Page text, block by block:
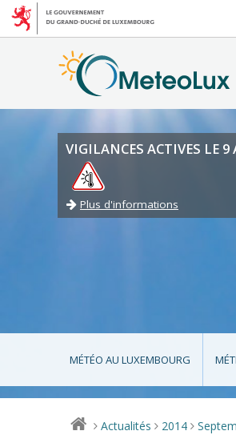
VIGILANCES ACTIVES LE 9
Plus d'informations
MÉTÉO AU LUXEMBOURG
> Actualités > 2014 >